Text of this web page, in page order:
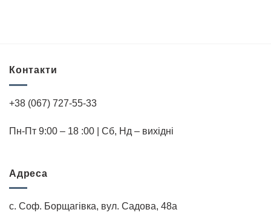
Контакти
+38 (067) 727-55-33
Пн-Пт 9:00 – 18 :00 | Cб, Нд – вихідні
Адреса
с. Соф. Борщагівка, вул. Садова, 48а